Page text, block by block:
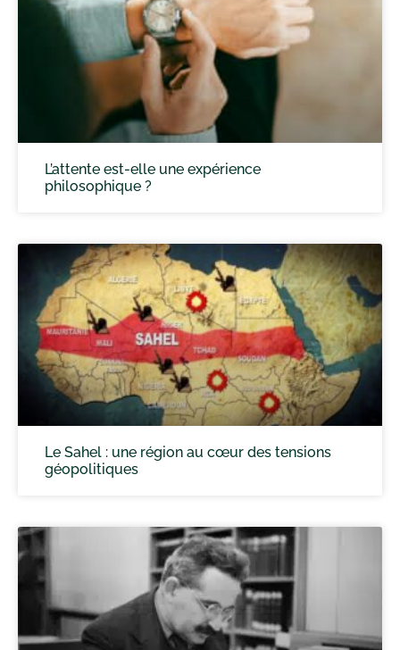
L’attente est-elle une expérience
philosophique ?
Le Sahel : une région au cœur des tensions
géopolitiques